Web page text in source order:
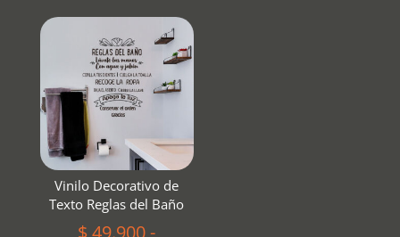
precios:
desde
$ 69.900
hasta
Vinilo Decorativo de
Texto Reglas del Baño
$49.900-